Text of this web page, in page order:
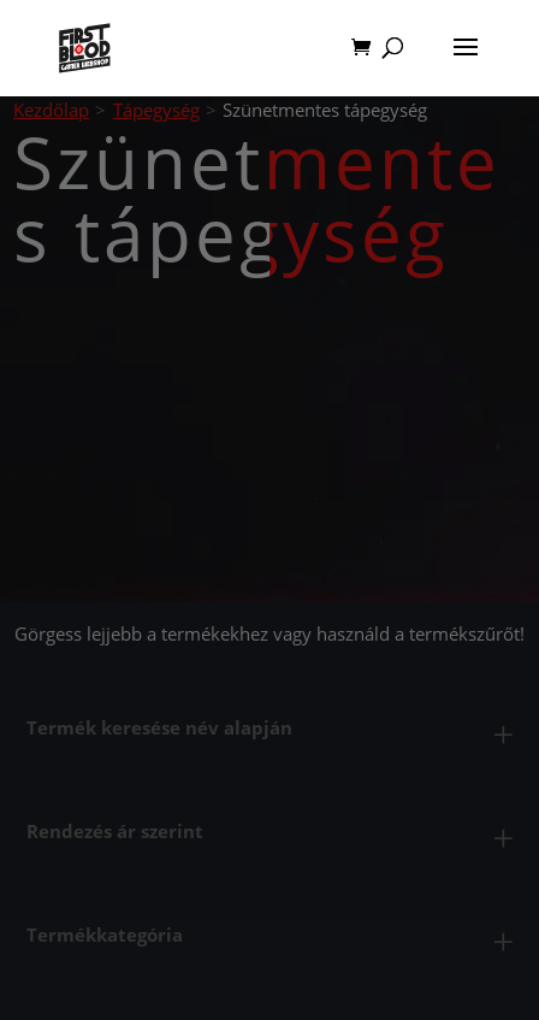
Kezdőlap > Tápegység > Szünetmentes tápegység
Szünetmente
s tápegység
Görgess lejjebb a termékekhez vagy használd a termékszűrőt!
Termék keresése név alapján
Rendezés ár szerint
Termékkategória